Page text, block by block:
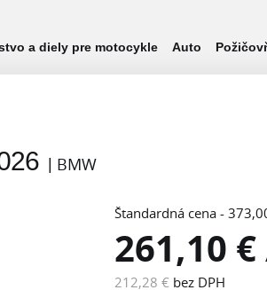
a diely pre motocykle Auto
BMW
Štandardná cena -
261,10 €
212,28 € bez DPH